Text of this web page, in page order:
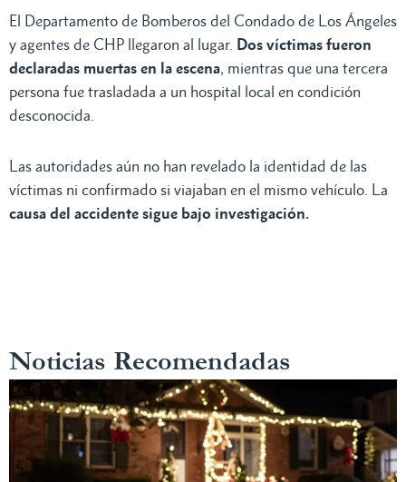
El Departamento de Bomberos del Condado de Los Ángeles
y agentes de CHP llegaron al lugar. Dos víctimas fueron
declaradas muertas en la escena, mientras que una tercera
persona fue trasladada a un hospital local en condición
desconocida.
Las autoridades aún no han revelado la identidad de las
víctimas ni confirmado si viajaban en el mismo vehículo. La
causa del accidente sigue bajo investigación.
Noticias Recomendadas